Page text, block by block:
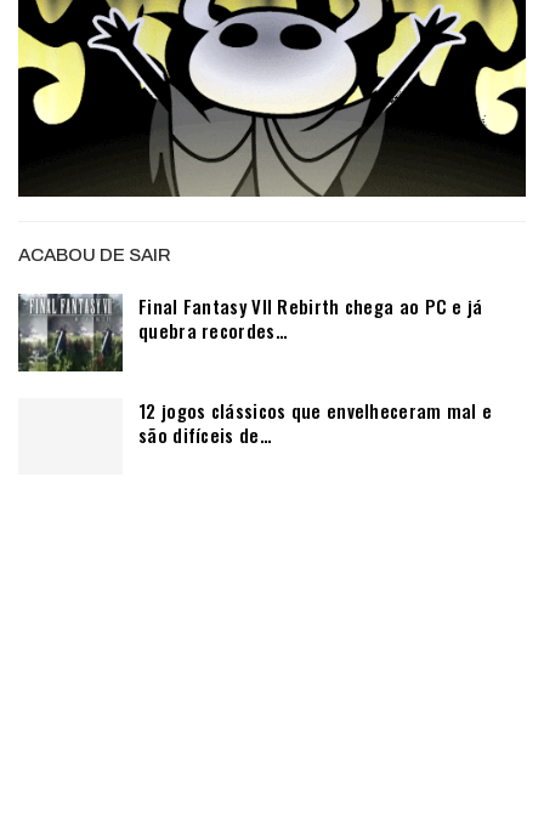
ACABOU DE SAIR
Final Fantasy VII Rebirth chega ao PC e já
quebra recordes…
12 jogos clássicos que envelheceram mal e
são difíceis de…